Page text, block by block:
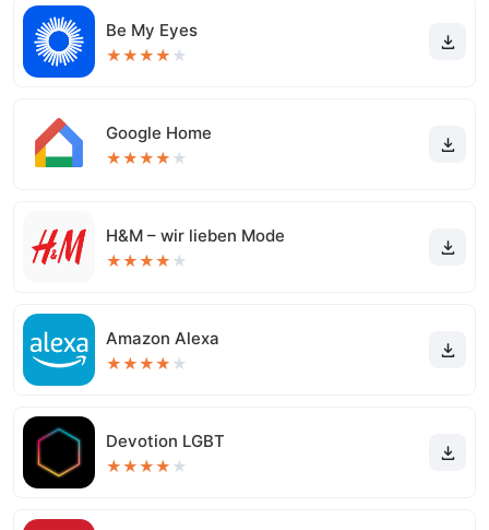
Be My Eyes
★★★★ ★
Google Home
★★★★ ★
H&M – wir lieben Mode
★★★★ ★
Amazon Alexa
★★★★ ★
Devotion LGBT
★★★★ ★